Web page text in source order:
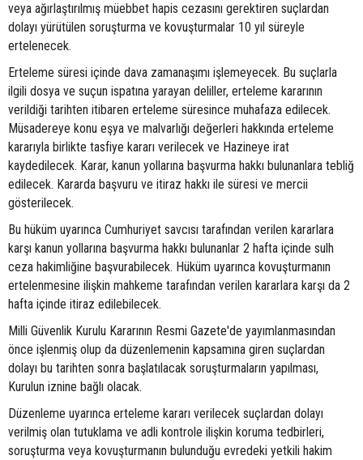
veya ağırlaştırılmış müebbet hapis cezasını gerektiren suçlardan
dolayı yürütülen soruşturma ve kovuşturmalar 10 yıl süreyle
ertelenecek.
Erteleme süresi içinde dava zamanaşımı işlemeyecek. Bu suçlarla
ilgili dosya ve suçun ispatına yarayan deliller, erteleme kararının
verildiği tarihten itibaren erteleme süresince muhafaza edilecek.
Müsadereye konu eşya ve malvarlığı değerleri hakkında erteleme
kararıyla birlikte tasfiye kararı verilecek ve Hazineye irat
kaydedilecek. Karar, kanun yollarına başvurma hakkı bulunanlara tebliğ
edilecek. Kararda başvuru ve itiraz hakkı ile süresi ve mercii
gösterilecek.
Bu hüküm uyarınca Cumhuriyet savcısı tarafından verilen kararlara
karşı kanun yollarına başvurma hakkı bulunanlar 2 hafta içinde sulh
ceza hakimliğine başvurabilecek. Hüküm uyarınca kovuşturmanın
ertelenmesine ilişkin mahkeme tarafından verilen kararlara karşı da 2
hafta içinde itiraz edilebilecek.
Milli Güvenlik Kurulu Kararının Resmi Gazete'de yayımlanmasından
önce işlenmiş olup da düzenlemenin kapsamına giren suçlardan
dolayı bu tarihten sonra başlatılacak soruşturmaların yapılması,
Kurulun iznine bağlı olacak.
Düzenleme uyarınca erteleme kararı verilecek suçlardan dolayı
verilmiş olan tutuklama ve adli kontrole ilişkin koruma tedbirleri,
soruşturma veya kovuşturmanın bulunduğu evredeki yetkili hakim